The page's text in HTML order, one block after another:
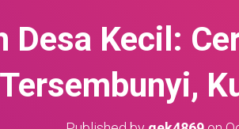
Desa Kecil:
Tersembunyi,